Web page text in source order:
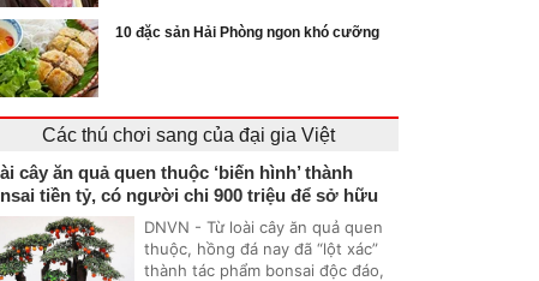
10 đặc sản Hải Phòng ngon khó cưỡng
Các thú chơi sang của đại gia Việt
cây ăn quả quen thuộc ‘biến hình’ thành
tiền tỷ, có người chi 900 triệu để sở hữu
DNVN - Từ loài cây ăn quả quen
thuộc, hồng đá nay đã “lột xác”
thành tác phẩm bonsai độc đáo,